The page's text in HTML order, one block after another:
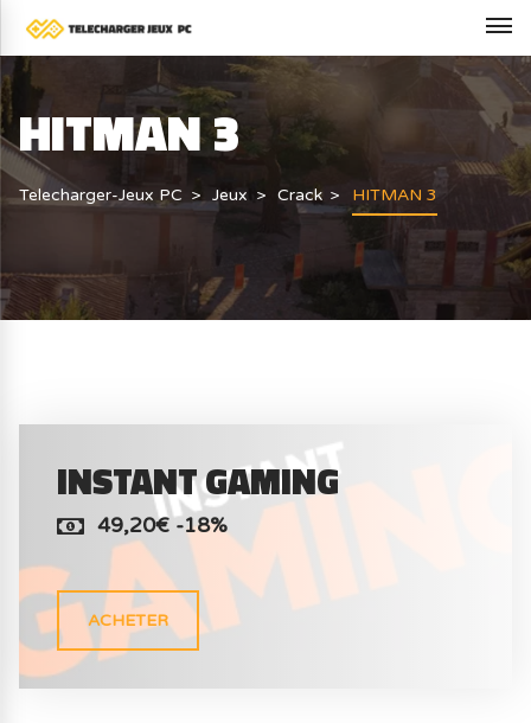
HITMAN 3
Telecharger-Jeux PC Jeux Crack HITMAN 3
INSTANT GAMING
49,20€ -18%
ACHETER